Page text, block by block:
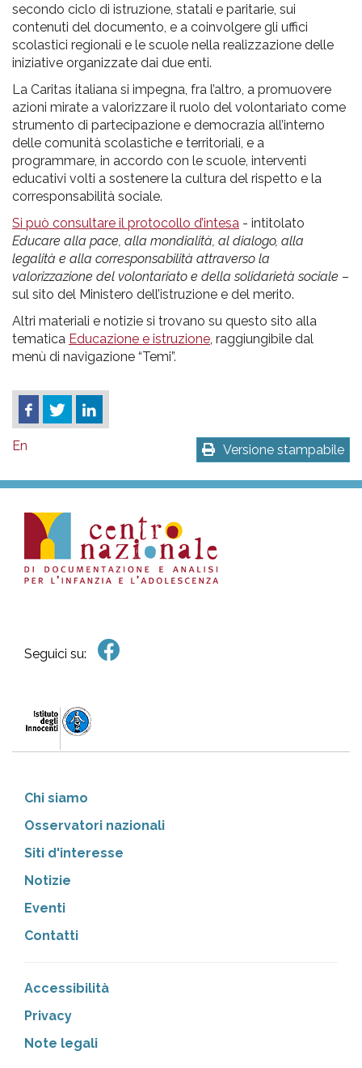
secondo ciclo di istruzione, statali e paritarie, sui
contenuti del documento, e a coinvolgere gli uffici
scolastici regionali e le scuole nella realizzazione delle
iniziative organizzate dai due enti.
La Caritas italiana si impegna, fra l’altro, a promuovere
azioni mirate a valorizzare il ruolo del volontariato come
strumento di partecipazione e democrazia all’interno
delle comunità scolastiche e territoriali, e a
programmare, in accordo con le scuole, interventi
educativi volti a sostenere la cultura del rispetto e la
corresponsabilità sociale.
Si può consultare il protocollo d’intesa - intitolato
Educare alla pace, alla mondialità, al dialogo, alla
legalità e alla corresponsabilità attraverso la
valorizzazione del volontariato e della solidarietà sociale –
sul sito del Ministero dell’istruzione e del merito.
Altri materiali e notizie si trovano su questo sito alla
tematica Educazione e istruzione , raggiungibile dal
menù di navigazione “Temi”.
Versione stampabile
En
Seguici su:
Chi siamo
Osservatori nazionali
Siti d'interesse
Notizie
Eventi
Contatti
Accessibilità
Privacy
Note legali